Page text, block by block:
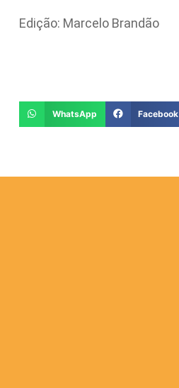
Edição: Marcelo Brandão
WhatsApp Facebook